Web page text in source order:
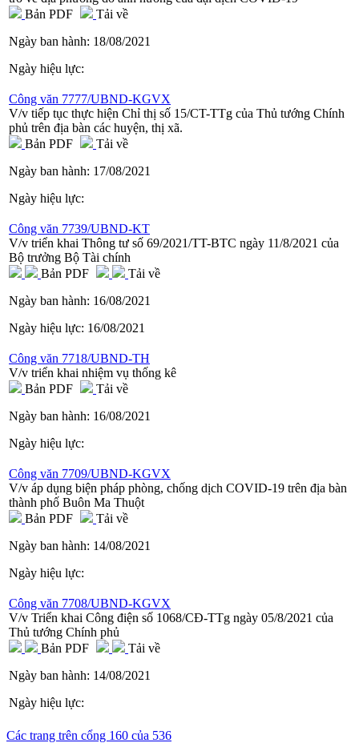
Bản PDF
Tải về
Ngày ban hành: 18/08/2021
Ngày hiệu lực:
Công văn 7777/UBND-KGVX
V/v tiếp tục thực hiện Chỉ thị số 15/CT-TTg của Thủ tướng Chính
phủ trên địa bàn các huyện, thị xã.
Bản PDF
Tải về
Ngày ban hành: 17/08/2021
Ngày hiệu lực:
Công văn 7739/UBND-KT
V/v triển khai Thông tư số 69/2021/TT-BTC ngày 11/8/2021 của
Bộ trưởng Bộ Tài chính
Bản PDF
Tải về
Ngày ban hành: 16/08/2021
Ngày hiệu lực: 16/08/2021
Công văn 7718/UBND-TH
V/v triển khai nhiệm vụ thống kê
Bản PDF
Tải về
Ngày ban hành: 16/08/2021
Ngày hiệu lực:
Công văn 7709/UBND-KGVX
V/v áp dụng biện pháp phòng, chống dịch COVID-19 trên địa bàn
thành phố Buôn Ma Thuột
Bản PDF
Tải về
Ngày ban hành: 14/08/2021
Ngày hiệu lực:
Công văn 7708/UBND-KGVX
V/v Triển khai Công điện số 1068/CĐ-TTg ngày 05/8/2021 của
Thủ tướng Chính phủ
Bản PDF
Tải về
Ngày ban hành: 14/08/2021
Ngày hiệu lực:
Các trang trên cổng 160 của 536